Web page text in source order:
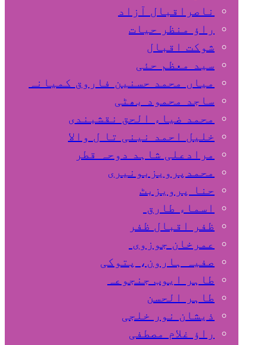
ناصراقبال آزاد
راؤ منظر حیات
شوکت اقبال
سید معظم حئی
میاں محمد حسنین فاروق کمیانہ
ساجد محمود بھٹی
محمد ضیاء الحق نقشبندی
خلیل احمد نینی تا ل والا
مرادعلی شاہد دوحہ قطر
محمدپرویزبونیری
حنا پرویزبٹ
اسماء طارق
ظفر اقبال ظفر
عمرخان جوزوی
صفیہ ہارون، پتوکی
طاہر ایوب جنجوعہ
طاہر الحسن
ذیشان نور خلجی
راﺅ غلام مصطفی